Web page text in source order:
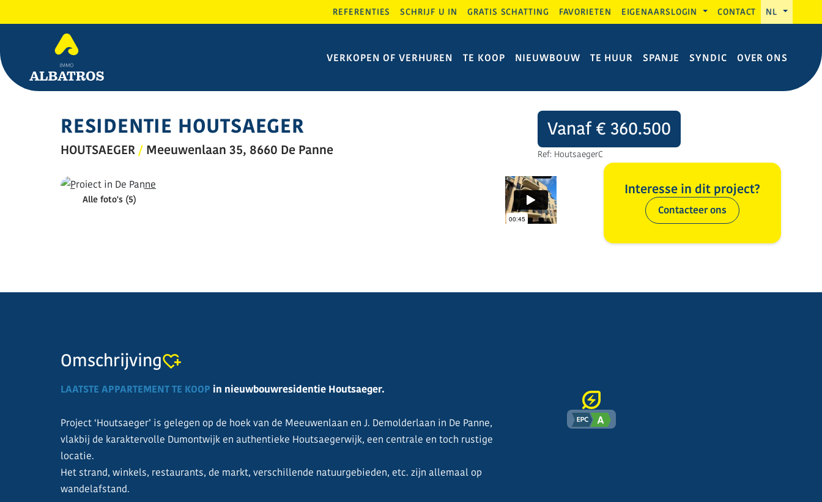
REFERENTIES SCHRIJF U IN GRATIS SCHATTING FAVORIETEN EIGENAARSLOGIN CONTACT NL
VERKOPEN OF VERHUREN TE KOOP NIEUWBOUW TE HUUR SPANJE SYNDIC OVER ONS
RESIDENTIE HOUTSAEGER
HOUTSAEGER/ Meeuwenlaan 35, 8660 De Panne
Vanaf € 360.500
Ref: HoutsaegerC
Alle foto's (5)
Interesse in dit project?
Contacteer ons
Omschrijving
LAATSTE APPARTEMENT TE KOOP in nieuwbouwresidentie Houtsaeger.
Project ‘Houtsaeger’ is gelegen op de hoek van de Meeuwenlaan en J. Demolderlaan in De Panne,
vlakbij de karaktervolle Dumontwijk en authentieke Houtsaegerwijk, een centrale en toch rustige
locatie.
Het strand, winkels, restaurants, de markt, verschillende natuurgebieden, etc. zijn allemaal op
wandelafstand.